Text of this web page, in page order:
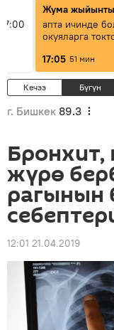
Жума
апта ичинде
окуяларга
17:05 51 мин
Кечээ Бүгүн
г. Бишкек 89.3
Бронхит,
жүрө
рагынын
12:01 21.04.2019